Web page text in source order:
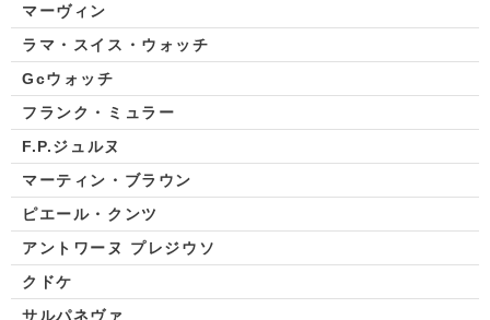
マーヴィン
ラマ・スイス・ウォッチ
Gcウォッチ
フランク・ミュラー
F.P.ジュルヌ
マーティン・ブラウン
ピエール・クンツ
アントワーヌ プレジウソ
クドケ
サルパネヴァ